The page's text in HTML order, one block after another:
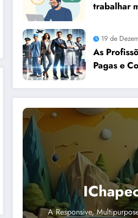
trabalhar
19 de
As
Pagas e
Essenciais
A Responsive,